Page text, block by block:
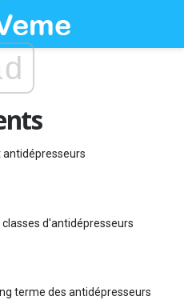
antidépresseurs
classes d'antidépresseurs
terme des antidépresseurs